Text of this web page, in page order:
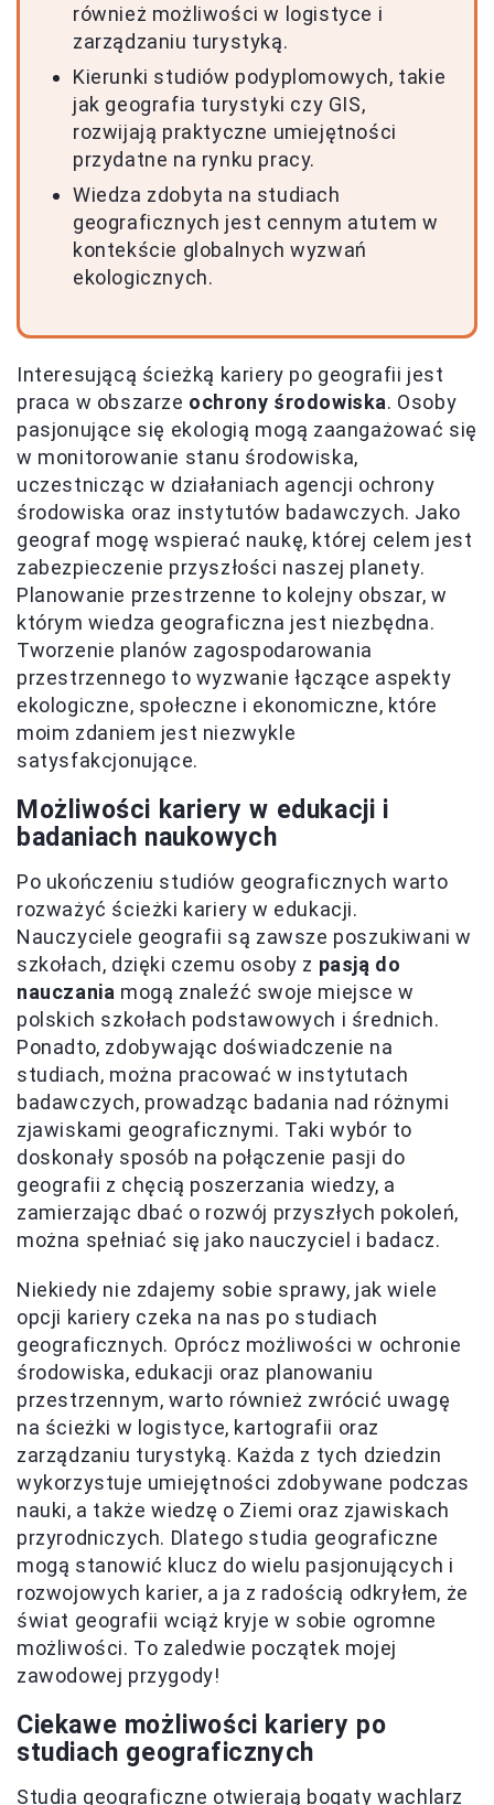
również możliwości w logistyce i
zarządzaniu turystyką.
Kierunki studiów podyplomowych, takie
jak geografia turystyki czy GIS,
rozwijają praktyczne umiejętności
przydatne na rynku pracy.
Wiedza zdobyta na studiach
geograficznych jest cennym atutem w
kontekście globalnych wyzwań
ekologicznych.
Interesującą ścieżką kariery po geografii jest
praca w obszarze ochrony środowiska. Osoby
pasjonujące się ekologią mogą zaangażować się
w monitorowanie stanu środowiska,
uczestnicząc w działaniach agencji ochrony
środowiska oraz instytutów badawczych. Jako
geograf mogę wspierać naukę, której celem jest
zabezpieczenie przyszłości naszej planety.
Planowanie przestrzenne to kolejny obszar, w
którym wiedza geograficzna jest niezbędna.
Tworzenie planów zagospodarowania
przestrzennego to wyzwanie łączące aspekty
ekologiczne, społeczne i ekonomiczne, które
moim zdaniem jest niezwykle
satysfakcjonujące.
Możliwości kariery w edukacji i
badaniach naukowych
Po ukończeniu studiów geograficznych warto
rozważyć ścieżki kariery w edukacji.
Nauczyciele geografii są zawsze poszukiwani w
szkołach, dzięki czemu osoby z pasją do
nauczania mogą znaleźć swoje miejsce w
polskich szkołach podstawowych i średnich.
Ponadto, zdobywając doświadczenie na
studiach, można pracować w instytutach
badawczych, prowadząc badania nad różnymi
zjawiskami geograficznymi. Taki wybór to
doskonały sposób na połączenie pasji do
geografii z chęcią poszerzania wiedzy, a
zamierzając dbać o rozwój przyszłych pokoleń,
można spełniać się jako nauczyciel i badacz.
Niekiedy nie zdajemy sobie sprawy, jak wiele
opcji kariery czeka na nas po studiach
geograficznych. Oprócz możliwości w ochronie
środowiska, edukacji oraz planowaniu
przestrzennym, warto również zwrócić uwagę
na ścieżki w logistyce, kartografii oraz
zarządzaniu turystyką. Każda z tych dziedzin
wykorzystuje umiejętności zdobywane podczas
nauki, a także wiedzę o Ziemi oraz zjawiskach
przyrodniczych. Dlatego studia geograficzne
mogą stanowić klucz do wielu pasjonujących i
rozwojowych karier, a ja z radością odkryłem, że
świat geografii wciąż kryje w sobie ogromne
możliwości. To zaledwie początek mojej
zawodowej przygody!
Ciekawe możliwości kariery po
studiach geograficznych
Studia geograficzne otwierają bogaty wachlarz